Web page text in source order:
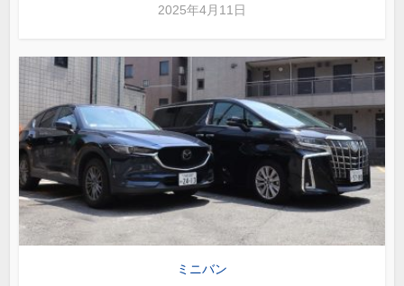
2025年4月11日
ミニバン